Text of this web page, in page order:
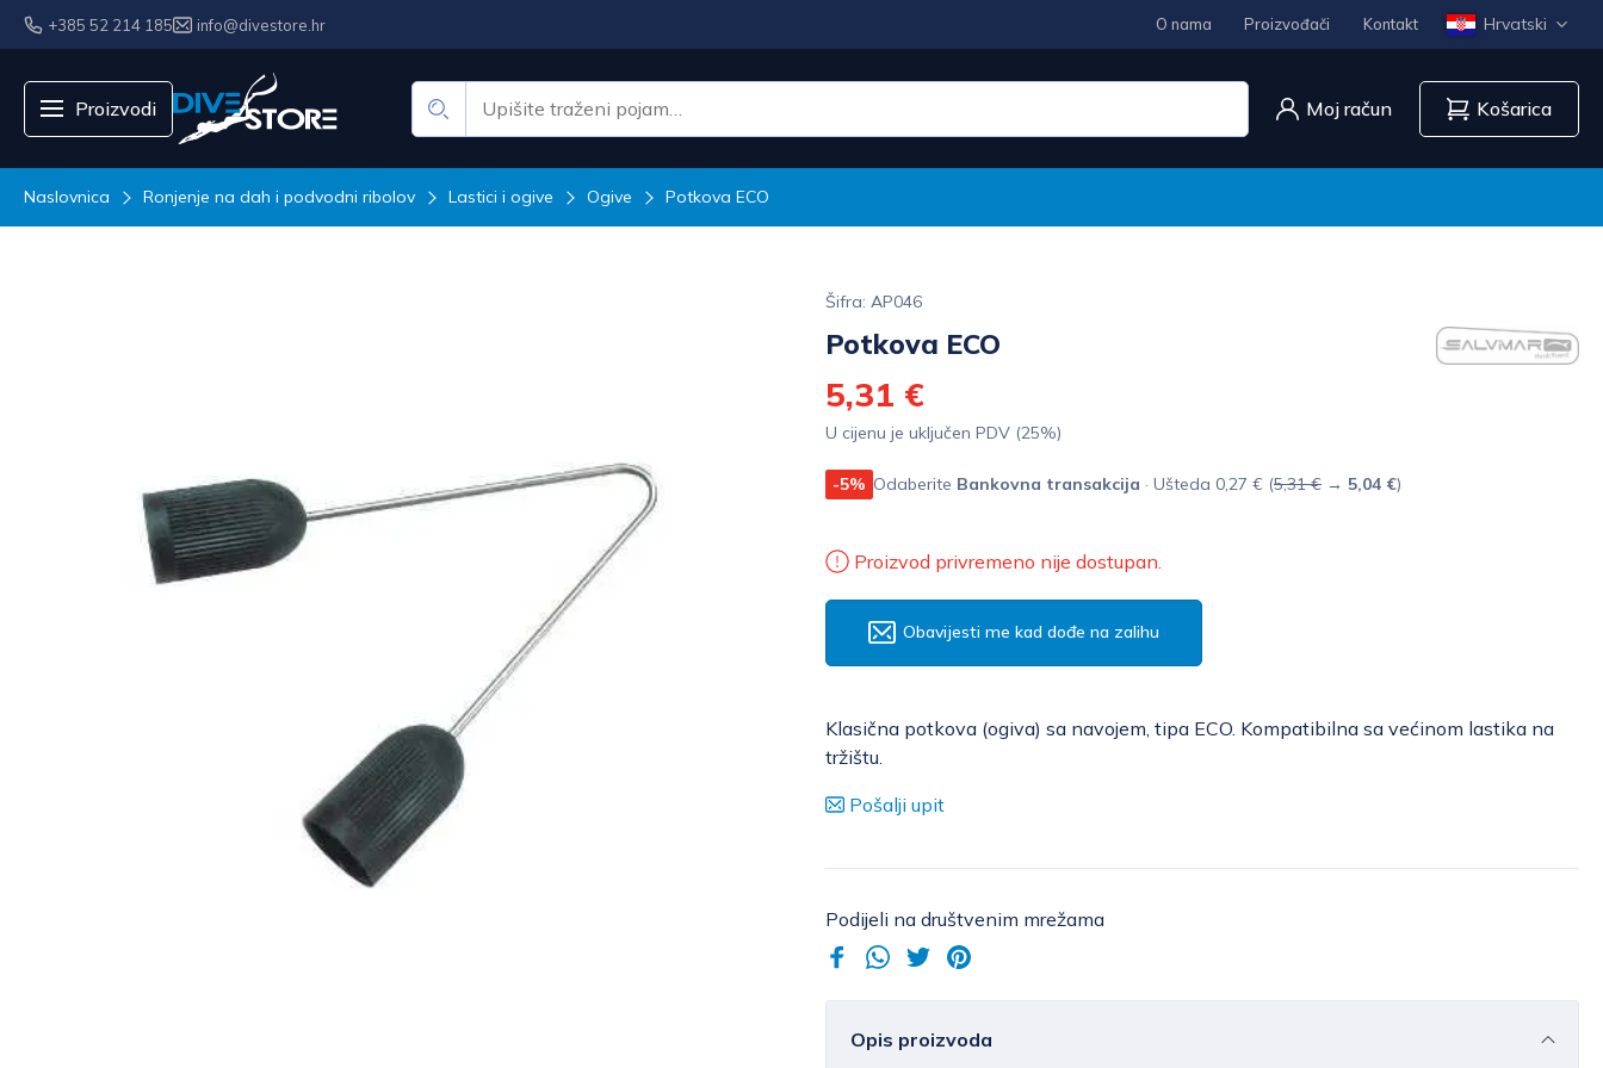
+385 52 214 185 info@divestore.hr O nama Proizvođači Kontakt Hrvatski
Proizvodi Moj račun Košarica
Naslovnica Ronjenje na dah i podvodni ribolov Lastici i ogive Ogive Potkova ECO
Šifra: AP046
Potkova ECO
5,31 €
U cijenu je uključen PDV (25%)
-5% Odaberite Bankovna transakcija · Ušteda 0,27 € (5,31 € → 5,04 €)
Proizvod privremeno nije dostupan.
Obavijesti me kad dođe na zalihu
Klasična potkova (ogiva) sa navojem, tipa ECO. Kompatibilna sa većinom lastika na
tržištu.
Pošalji upit
Podijeli na društvenim mrežama
Opis proizvoda